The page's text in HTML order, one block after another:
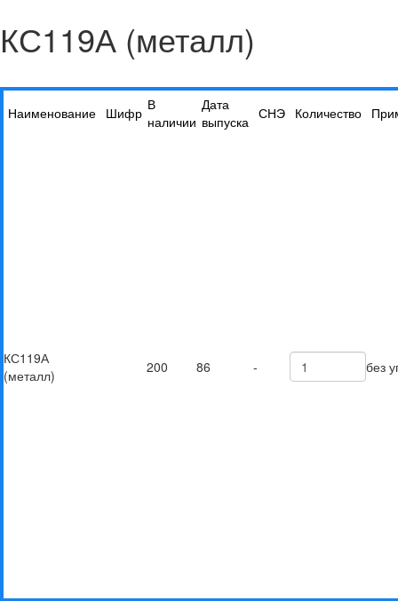
КС119А (металл)
Наименование Шифр В
наличии
Дата
выпуска СНЭ Количество
КС119А
(металл)
200 86 - без